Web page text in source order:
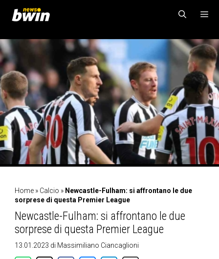
contenuto
MENU
Home » Calcio » Newcastle-Fulham: si affrontano le due
sorprese di questa Premier League
Newcastle-Fulham: si affrontano le due
sorprese di questa Premier League
13.01.2023 di Massimiliano Ciancaglioni